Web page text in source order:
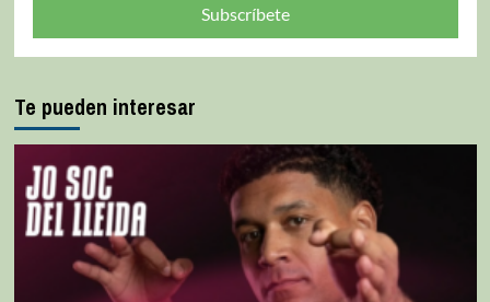
Subscríbete
Te pueden interesar